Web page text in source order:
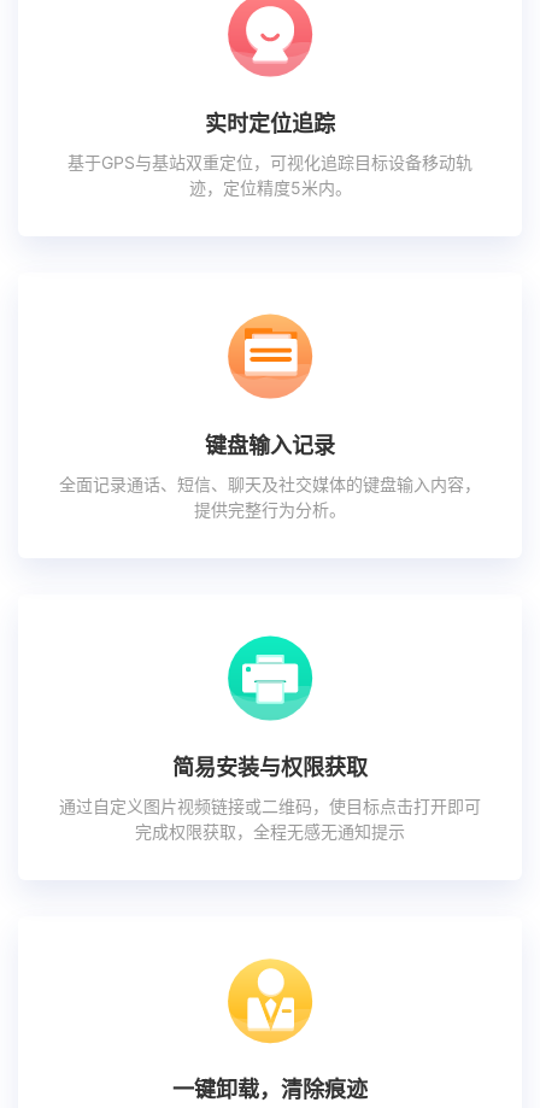
实时定位追踪
基于GPS与基站双重定位，可视化追踪目标设备移动轨
迹，定位精度5米内。
键盘输入记录
全面记录通话、短信、聊天及社交媒体的键盘输入内容，
提供完整行为分析。
简易安装与权限获取
通过自定义图片视频链接或二维码，使目标点击打开即可
完成权限获取，全程无感无通知提示
一键卸载，清除痕迹